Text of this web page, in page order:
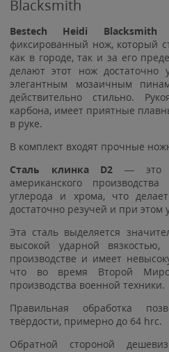
Blacksmith
Bestech Heidi Blacksmith
фиксированный нож, который
как в городе, так и за его
делают этот нож достаточно
элегантным мозаичным
действительно стильно.
карбона, имеет приятные
в руке.
В комплект входят прочные
Cталь клинка D2 — это
американского
углерода и хрома, что
достаточно резучей и при этом
Эта сталь выделяется
высокой ударной
производстве и имеет
что во время Второй
производства военной техники.
Правильная обработка
твёрдости, примерно до 64 hrc.
Обратной стороной